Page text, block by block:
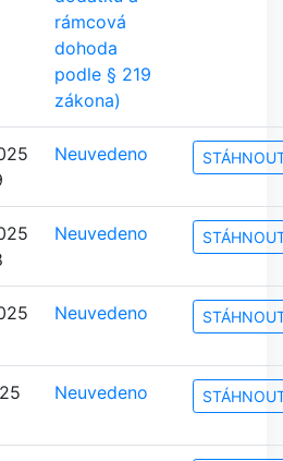
rámcová
dohoda
podle § 219
zákona)
Neuvedeno
Neuvedeno
Neuvedeno
Neuvedeno